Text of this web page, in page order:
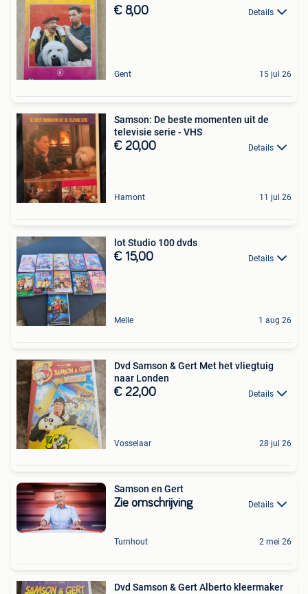
€ 8,00 Details
Gent 15 jul 26
Samson: De beste momenten uit de
televisie serie - VHS
€ 20,00 Details
Hamont 11 jul 26
lot Studio 100 dvds
€ 15,00 Details
Melle 1 aug 26
Dvd Samson & Gert Met het vliegtuig
naar Londen
€ 22,00 Details
Vosselaar 28 jul 26
Samson en Gert
Zie omschrijving Details
Turnhout 2 mei 26
Dvd Samson & Gert Alberto kleermaker